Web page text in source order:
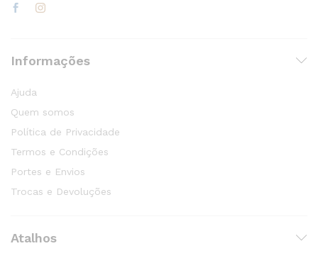
Informações
Ajuda
Quem somos
Política de Privacidade
Termos e Condições
Portes e Envios
Trocas e Devoluções
Atalhos